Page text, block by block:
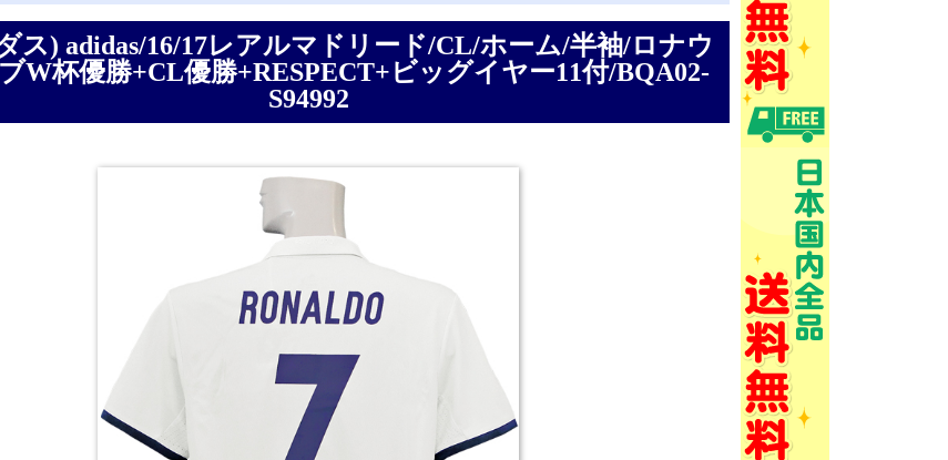
ス) adidas/16/17レアルマドリード/CL/ホーム/半袖/ロナウ
W杯優勝+CL優勝+RESPECT+ビッグイヤー11付/BQA02-
S94992